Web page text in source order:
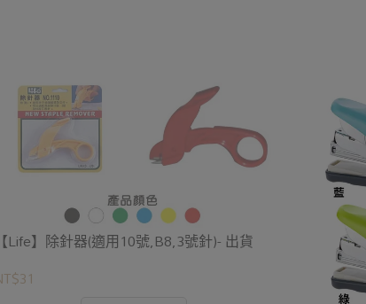
【Life】除針器(適用10號,B8,3號針)- 出貨